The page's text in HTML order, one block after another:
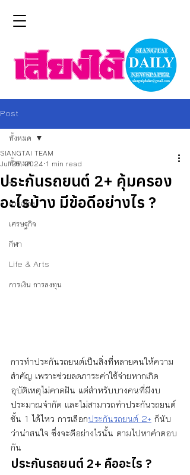
Post
ทั้งหมด
ข่าว
การเมือง
เศรษฐกิจ
กีฬา
Life & Arts
การเงิน การลงทุน
ทั้งหมด
ประกันรถยนต์ 2+ คุ้มครอง
อะไรบ้าง มีข้อดีอย่างไร ?
SIANGTAI TEAM
Jul 25, 2024 1 min read
การทำประกันรถยนต์เป็นสิ่งที่หลายคนให้ความ
สำคัญ เพราะช่วยลดภาระค่าใช้จ่ายหากเกิด
อุบัติเหตุไม่คาดฝัน แต่สำหรับบางคนที่มีงบ
ประมาณจำกัด และไม่สามารถทำประกันรถยนต์
ชั้น 1 ได้ไหว การเลือกประกันรถยนต์ 2+ ก็นับ
ว่าน่าสนใจ ซึ่งจะดีอย่างไรนั้น ตามไปหาคำตอบ
กัน
ประกันรถยนต์ 2+ คืออะไร ?